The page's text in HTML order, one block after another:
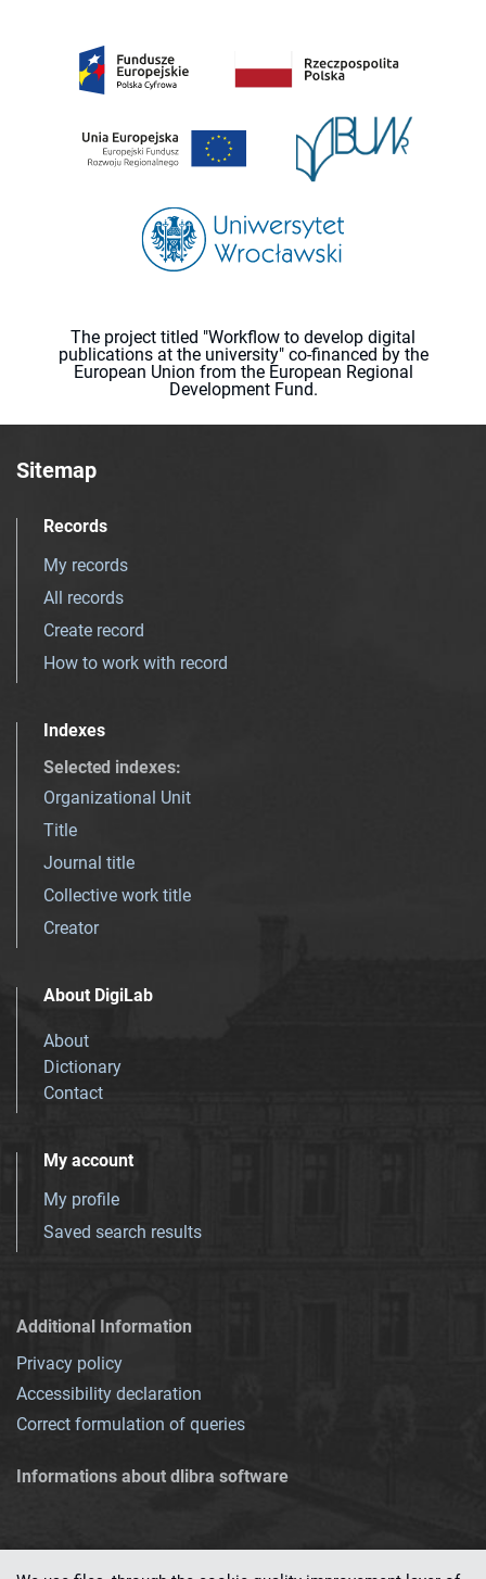
The project titled "Workflow to develop digital
publications at the university" co-financed by the
European Union from the European Regional
Development Fund.
Sitemap
Records
My records
All records
Create record
How to work with record
Indexes
Selected indexes:
Organizational Unit
Title
Journal title
Collective work title
Creator
About DigiLab
About
Dictionary
Contact
My account
My profile
Saved search results
Additional Information
Privacy policy
Accessibility declaration
Correct formulation of queries
Informations about dlibra software